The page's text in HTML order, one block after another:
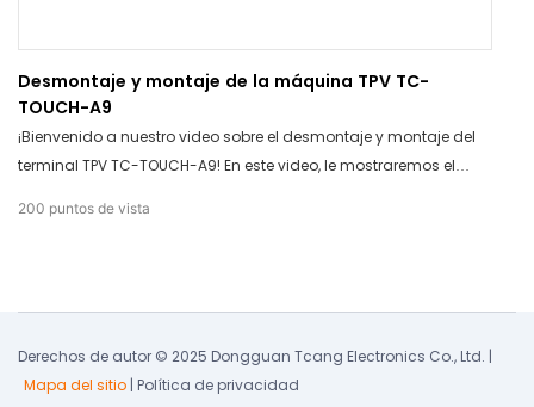
Desmontaje y montaje de la máquina TPV TC-
TOUCH-A9
¡Bienvenido a nuestro video sobre el desmontaje y montaje del
terminal TPV TC-TOUCH-A9! En este video, le mostraremos el
cómo volver a montarlo. Descubra los componentes de alta
200 puntos de vista
Derechos de autor © 2025 Dongguan Tcang Electronics Co., Ltd. |
Mapa del sitio | Política de privacidad